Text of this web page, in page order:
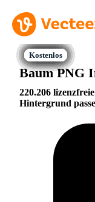
Baum PNG
220.206
Hintergrund